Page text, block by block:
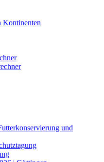
Kontinenten
und